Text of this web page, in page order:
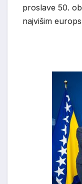
proslave 50.
najvišim